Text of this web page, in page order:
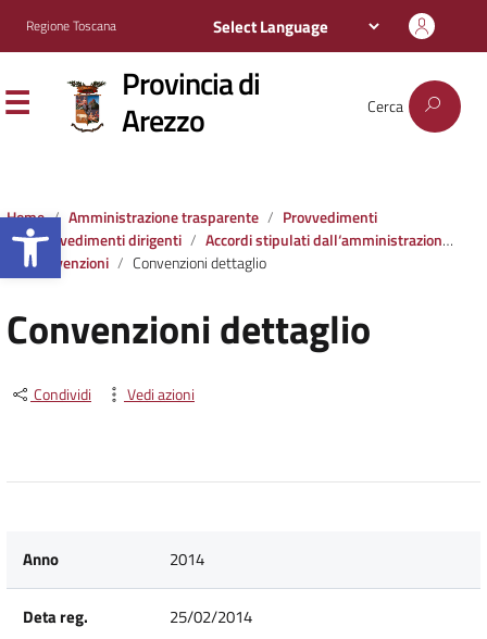
Apri la barra degli strumenti
Regione Toscana
Provincia di
Arezzo Cerca
Home Amministrazione trasparente
Provvedimenti
Provvedimenti dirigenti
Accordi stipulati dall‘amministrazione con soggetti privati o con altre amministrazioni pubbliche
Convenzioni
Convenzioni dettaglio
Convenzioni dettaglio
Condividi Vedi azioni
Anno 2014
Deta reg. 25/02/2014